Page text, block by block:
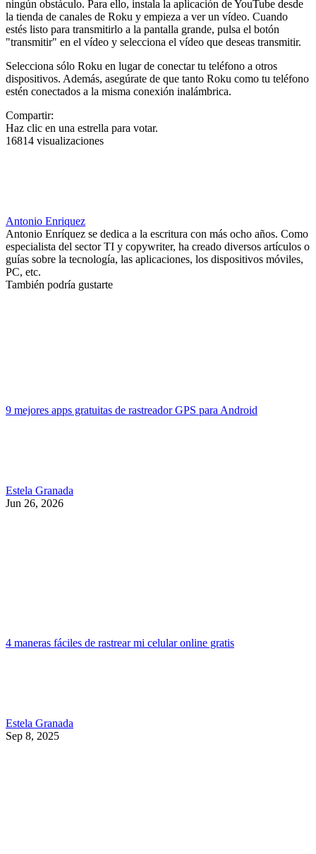
ningún obstáculo. Para ello, instala la aplicación de YouTube desde
la tienda de canales de Roku y empieza a ver un vídeo. Cuando
estés listo para transmitirlo a la pantalla grande, pulsa el botón
"transmitir" en el vídeo y selecciona el vídeo que deseas transmitir.
Selecciona sólo Roku en lugar de conectar tu teléfono a otros
dispositivos. Además, asegúrate de que tanto Roku como tu teléfono
estén conectados a la misma conexión inalámbrica.
Compartir:
Haz clic en una estrella para votar.
16814 visualizaciones
Antonio Enriquez
Antonio Enríquez se dedica a la escritura con más ocho años. Como
especialista del sector TI y copywriter, ha creado diversos artículos o
guías sobre la tecnología, las aplicaciones, los dispositivos móviles,
PC, etc.
También podría gustarte
9 mejores apps gratuitas de rastreador GPS para Android
Estela Granada
Jun 26, 2026
4 maneras fáciles de rastrear mi celular online gratis
Estela Granada
Sep 8, 2025